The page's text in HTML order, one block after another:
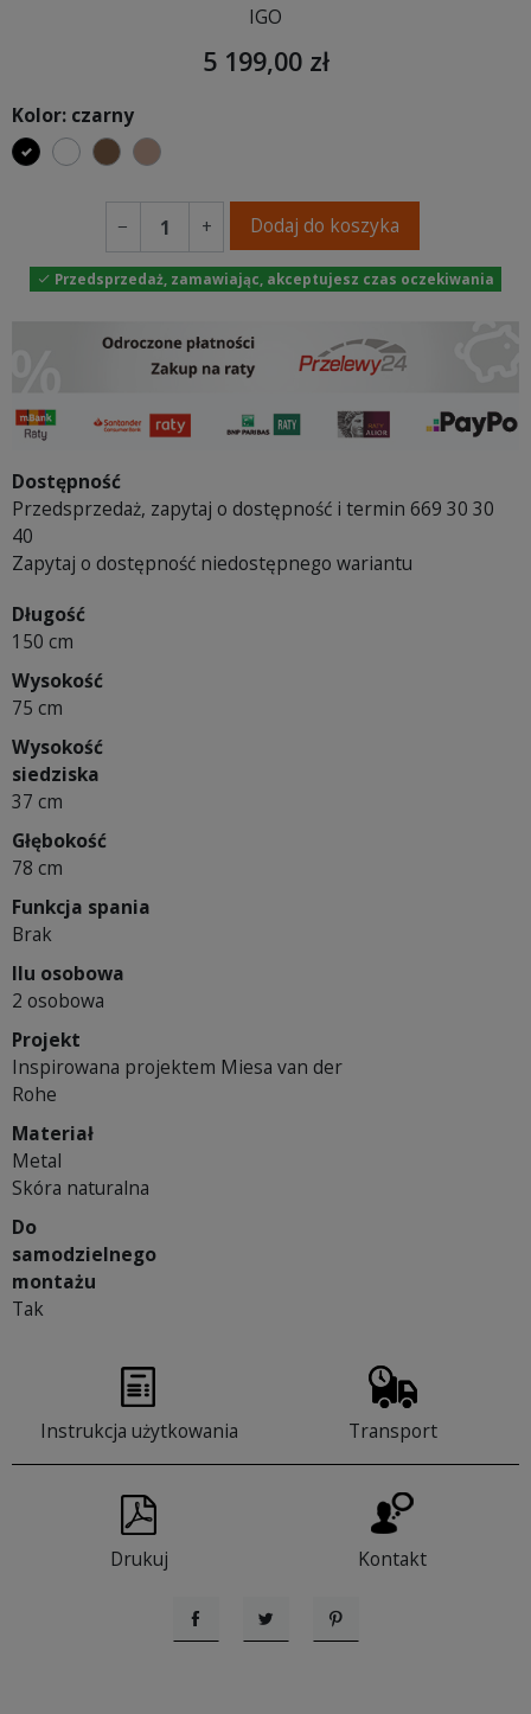
IGO
5 199,00 zł
Kolor: czarny
czarnybiałybrązowyjasnobrązowy
− + Dodaj do koszyka
 Przedsprzedaż, zamawiając, akceptujesz czas oczekiwania
Dostępność
Przedsprzedaż, zapytaj o dostępność i termin 669 30 30
40
Zapytaj o dostępność niedostępnego wariantu
Długość
150 cm
Wysokość
75 cm
Wysokość
siedziska
37 cm
Głębokość
78 cm
Funkcja spania
Brak
Ilu osobowa
2 osobowa
Projekt
Inspirowana projektem Miesa van der
Rohe
Materiał
Metal
Skóra naturalna
Do
samodzielnego
montażu
Tak
Instrukcja użytkowania Transport
Drukuj Kontakt
UdostępnijTweetujPinterest